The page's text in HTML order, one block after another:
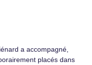
a accompagné,
placés dans